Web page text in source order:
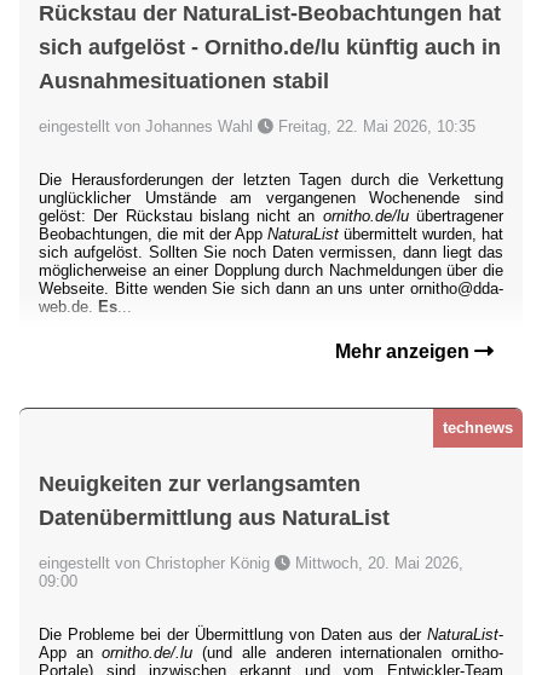
Rückstau der NaturaList-Beobachtungen hat
sich aufgelöst - Ornitho.de/lu künftig auch in
Ausnahmesituationen stabil
eingestellt von Johannes Wahl Freitag, 22. Mai 2026, 10:35
Die Herausforderungen der letzten Tagen durch die Verkettung
unglücklicher Umstände am vergangenen Wochenende sind
gelöst: Der Rückstau bislang nicht an ornitho.de/luübertragener
Beobachtungen, die mit der App NaturaList übermittelt wurden, hat
sich aufgelöst. Sollten Sie noch Daten vermissen, dann liegt das
möglicherweise an einer Dopplung durch Nachmeldungen über die
Webseite. Bitte wenden Sie sich dann an uns unter ornitho@dda-
web.de. Es...
Mehr anzeigen
technews
Neuigkeiten zur verlangsamten
Datenübermittlung aus NaturaList
eingestellt von Christopher König
Mittwoch, 20. Mai 2026,
09:00
Die Probleme bei der Übermittlung von Daten aus der NaturaList-
App anornitho.de/.lu (und alle anderen internationalen ornitho-
Portale) sind inzwischen erkannt und vom Entwickler-Team